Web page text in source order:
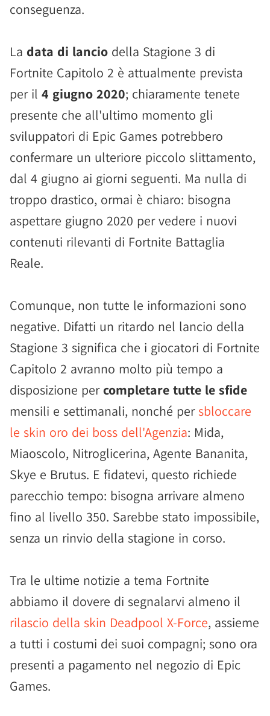
conseguenza.
La data di lancio della Stagione 3 di
Fortnite Capitolo 2 è attualmente prevista
per il 4 giugno 2020; chiaramente tenete
presente che all'ultimo momento gli
sviluppatori di Epic Games potrebbero
confermare un ulteriore piccolo slittamento,
dal 4 giugno ai giorni seguenti. Ma nulla di
troppo drastico, ormai è chiaro: bisogna
aspettare giugno 2020 per vedere i nuovi
contenuti rilevanti di Fortnite Battaglia
Reale.
Comunque, non tutte le informazioni sono
negative. Difatti un ritardo nel lancio della
Stagione 3 significa che i giocatori di Fortnite
Capitolo 2 avranno molto più tempo a
disposizione percompletare tutte le sfide
mensili e settimanali, nonché persbloccare
le skin oro dei boss dell'Agenzia: Mida,
Miaoscolo, Nitroglicerina, Agente Bananita,
Skye e Brutus. E fidatevi, questo richiede
parecchio tempo: bisogna arrivare almeno
fino al livello 350. Sarebbe stato impossibile,
senza un rinvio della stagione in corso.
Tra le ultime notizie a tema Fortnite
abbiamo il dovere di segnalarvi almeno il
rilascio della skin Deadpool X-Force, assieme
a tutti i costumi dei suoi compagni; sono ora
presenti a pagamento nel negozio di Epic
Games.